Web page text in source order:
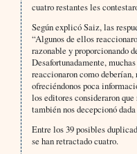
cuatro restantes les
Según explicó Saiz, las
“Algunos de ellos
razonable y proporcionando
Desafortunadamente,
reaccionaron como
ofreciéndonos poca
los editores consideraron
también nos decepcionó
Entre los 39 posibles
se han retractado cuatro.